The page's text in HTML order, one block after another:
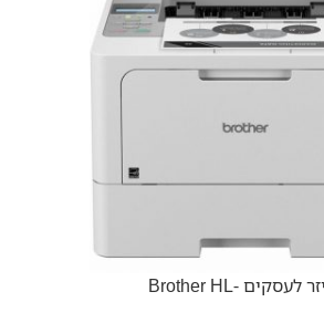
מדפסת לייזר לעסקים Brother HL-